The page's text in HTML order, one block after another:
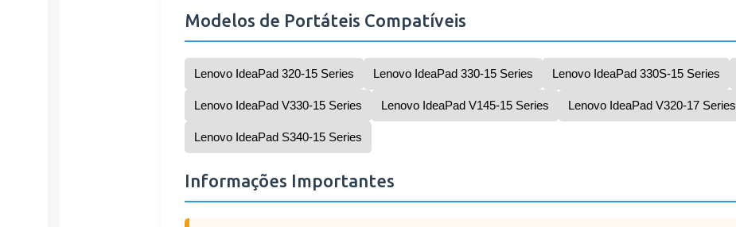
Modelos de Portáteis Compatíveis
Lenovo IdeaPad 320-15 Series Lenovo IdeaPad 330-15 Series Lenovo IdeaPad 330S-15 Series
Lenovo IdeaPad V330-15 Series Lenovo IdeaPad V145-15 Series Lenovo IdeaPad V320-17 Series
Lenovo IdeaPad S340-15 Series
Informações Importantes